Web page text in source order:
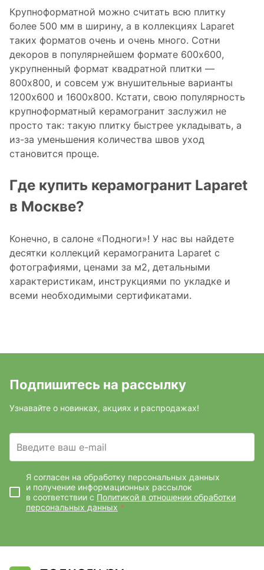
Крупноформатной можно считать всю плитку
более 500 мм в ширину, а в коллекциях Laparet
таких форматов очень и очень много. Сотни
декоров в популярнейшем формате 600x600,
укрупненный формат квадратной плитки —
800x800, и совсем уж внушительные варианты
1200x600 и 1600x800. Кстати, свою популярность
крупноформатный керамогранит заслужил не
просто так: такую плитку быстрее укладывать, а
из-за уменьшения количества швов уход
становится проще.
Где купить керамогранит Laparet
в Москве?
Конечно, в салоне «Подноги»! У нас вы найдете
десятки коллекций керамогранита Laparet c
фотографиями, ценами за м2, детальными
характеристикам, инструкциями по укладке и
всеми необходимыми сертификатами.
Подпишитесь на рассылку
Узнавайте о новинках, акциях и распродажах!
Введите ваш e-mail
Я согласен на обработку персональных данных
и получение информационных рассылок
в соответствии с Политикой в отношении обработки
персональных данных *